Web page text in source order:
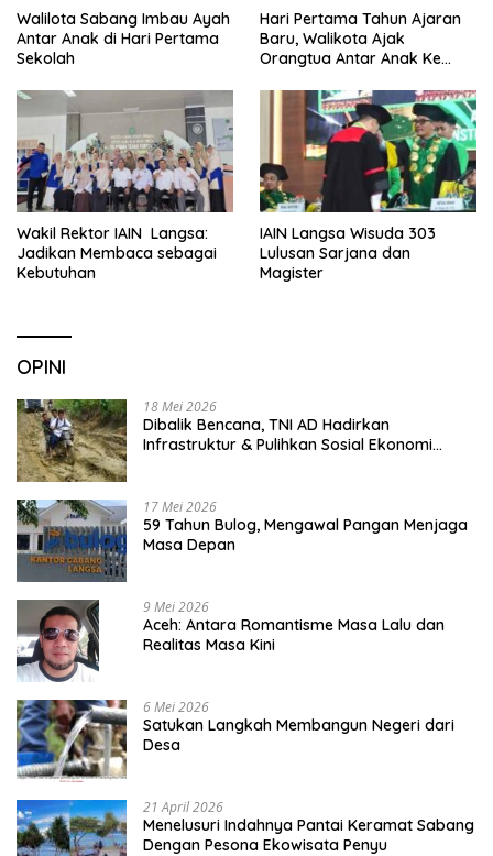
Walilota Sabang Imbau Ayah
Antar Anak di Hari Pertama
Sekolah
Hari Pertama Tahun Ajaran
Baru, Walikota Ajak
Orangtua Antar Anak Ke
Wakil Rektor IAIN Langsa:
Jadikan Membaca sebagai
Kebutuhan
IAIN Langsa Wisuda 303
Lulusan Sarjana dan
Magister
OPINI
18 Mei 2026
Dibalik Bencana, TNI AD Hadirkan
Infrastruktur & Pulihkan Sosial Ekonomi
17 Mei 2026
59 Tahun Bulog, Mengawal Pangan Menjaga
Masa Depan
9 Mei 2026
Aceh: Antara Romantisme Masa Lalu dan
Realitas Masa Kini
6 Mei 2026
Satukan Langkah Membangun Negeri dari
Desa
21 April 2026
Menelusuri Indahnya Pantai Keramat Sabang
Dengan Pesona Ekowisata Penyu